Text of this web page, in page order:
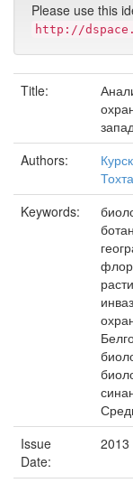
Please use this
http://
Title:
Authors:
Keywords:
Issue
Date:
2013